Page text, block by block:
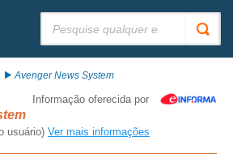
Avenger News System
Informação oferecida por
usuário) Ver mais informações